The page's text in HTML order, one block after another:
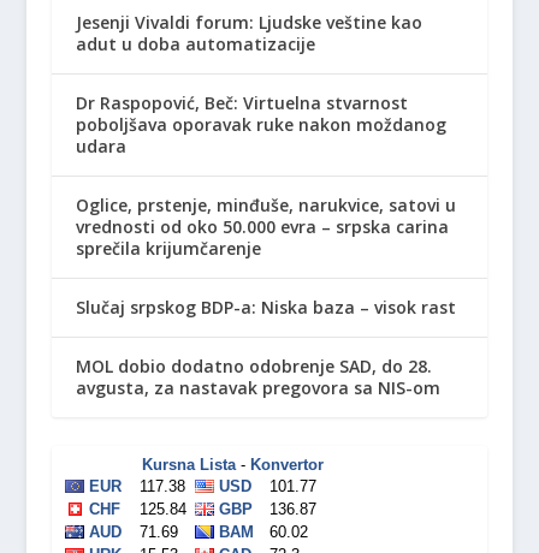
Jesenji Vivaldi forum: Ljudske veštine kao
adut u doba automatizacije
Dr Raspopović, Beč: Virtuelna stvarnost
poboljšava oporavak ruke nakon moždanog
udara
Oglice, prstenje, minđuše, narukvice, satovi u
vrednosti od oko 50.000 evra – srpska carina
sprečila krijumčarenje
Slučaj srpskog BDP-a: Niska baza – visok rast
MOL dobio dodatno odobrenje SAD, do 28.
avgusta, za nastavak pregovora sa NIS-om